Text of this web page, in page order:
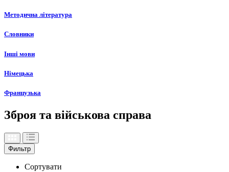
Методична література
Словники
Інші мови
Німецька
Французька
Зброя та військова справа
Фильтр
Сортувати